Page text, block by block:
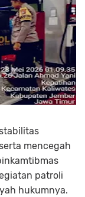
mencegah
patroli
hukumnya.